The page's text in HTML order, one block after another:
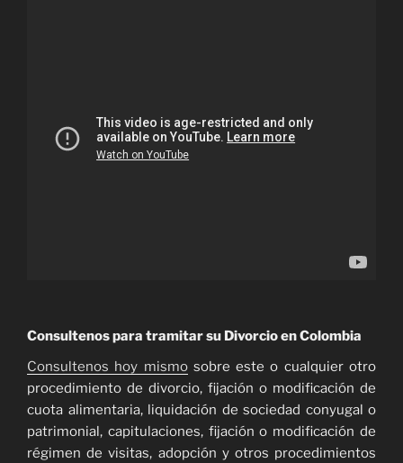
Consultenos para tramitar su Divorcio en Colombia
Consultenos hoy mismosobre este o cualquier otro
procedimiento de divorcio, fijación o modificación de
cuota alimentaria, liquidación de sociedad conyugal o
patrimonial, capitulaciones, fijación o modificación de
régimen de visitas, adopción y otros procedimientos